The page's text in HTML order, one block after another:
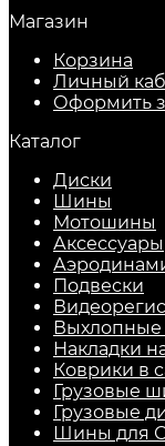
Магазин
Корзина
Личный
Оформить
Каталог
Диски
Шины
Мотошины
Аксессуары
Подвески
Выхлопные
Накладки
Коврики в
Грузовые
Грузовые
Шины для